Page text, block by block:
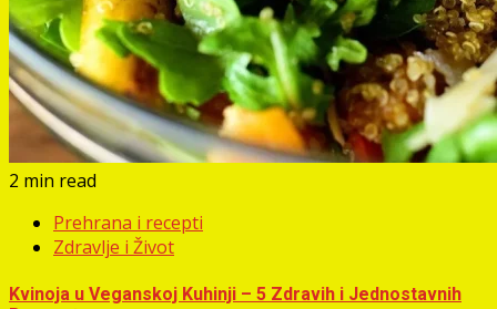
2 min read
Prehrana i recepti
Zdravlje i Život
Kvinoja u Veganskoj Kuhinji – 5 Zdravih i Jednostavnih